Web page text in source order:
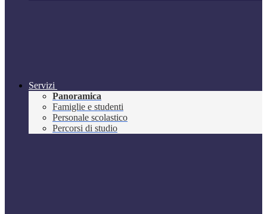
Servizi
Panoramica
Famiglie e studenti
Personale scolastico
Percorsi di studio